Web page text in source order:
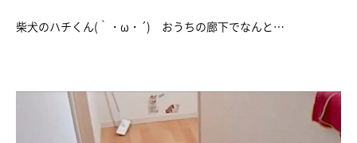
柴犬のハチくん(｀・ω・´) おうちの廊下でなんと…